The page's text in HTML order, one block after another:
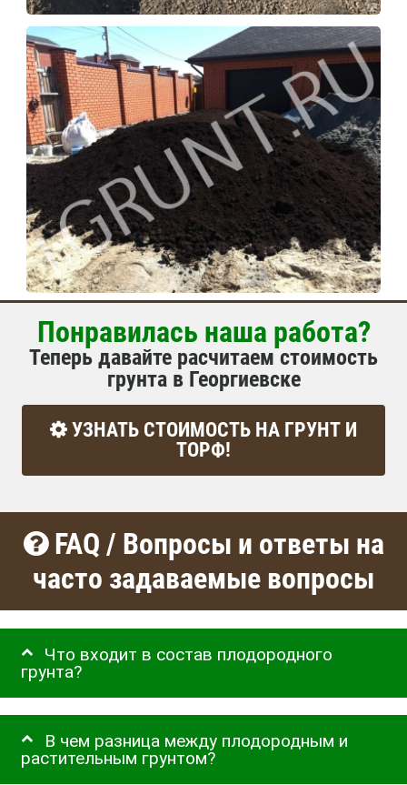
Понравилась наша работа?
Теперь давайте расчитаем стоимость
грунта в Георгиевске
УЗНАТЬ СТОИМОСТЬ НА ГРУНТ И
ТОРФ!
FAQ / Вопросы и ответы на
часто задаваемые вопросы
Что входит в состав плодородного
грунта?
В чем разница между плодородным и
растительным грунтом?